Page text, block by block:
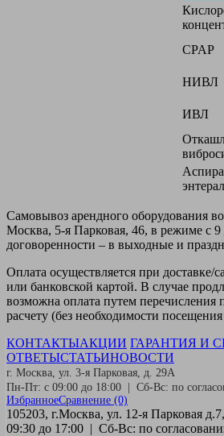
CPAP
НИВЛ
ИВЛ
Самовывоз арендного оборудования
Москва, 5-я Парковая, 46, в режиме с
договоренности – в выходные и
Оплата осуществляется при
или банковской картой. В случае
возможна оплата путем перечисления
расчету (без необходимости
КОНТАКТЫАКЦИИ ГАРАНТИЯ И
ОТВЕТЫСТАТЬИНОВОСТИ
г. Москва, ул. 3-я Парковая, д. 29А
Пн-Пт: с 09:00 до 18:00 | Сб-Вс: по
ИзбранноеСравнение (0)
105203, г.Москва, ул. 12-я Парковая
09:30 до 17:00 | Сб-Вс: по